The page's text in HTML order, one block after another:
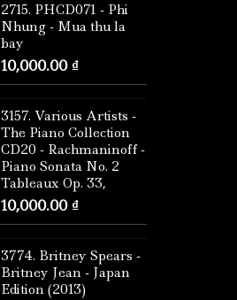
2715. PHCD071 - Phi
Nhung - Mua thu la
bay
10,000.00 ₫
3157. Various Artists -
The Piano Collection
CD20 - Rachmaninoff -
Piano Sonata No. 2
Tableaux Op. 33,
10,000.00 ₫
3774. Britney Spears -
Britney Jean - Japan
Edition (2013)